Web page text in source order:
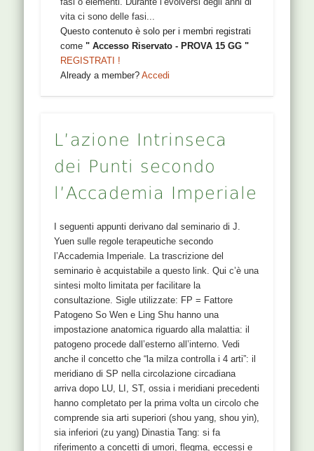
vita ci sono delle fasi...
Questo contenuto è solo per i membri registrati
come" Accesso Riservato - PROVA 15 GG "
REGISTRATI !
Already a member?Accedi
L’azione Intrinseca
dei Punti secondo
l’Accademia Imperiale
I seguenti appunti derivano dal seminario di J.
Yuen sulle regole terapeutiche secondo
l’Accademia Imperiale. La trascrizione del
seminario è acquistabile a questo link. Qui c’è una
sintesi molto limitata per facilitare la
consultazione. Sigle utilizzate: FP = Fattore
Patogeno So Wen e Ling Shu hanno una
impostazione anatomica riguardo alla malattia: il
patogeno procede dall’esterno all’interno. Vedi
anche il concetto che “la milza controlla i 4 arti”: il
meridiano di SP nella circolazione circadiana
arriva dopo LU, LI, ST, ossia i meridiani precedenti
hanno completato per la prima volta un circolo che
comprende sia arti superiori (shou yang, shou yin),
sia inferiori (zu yang) Dinastia Tang: si fa
riferimento a concetti di umori, flegma, eccessi e